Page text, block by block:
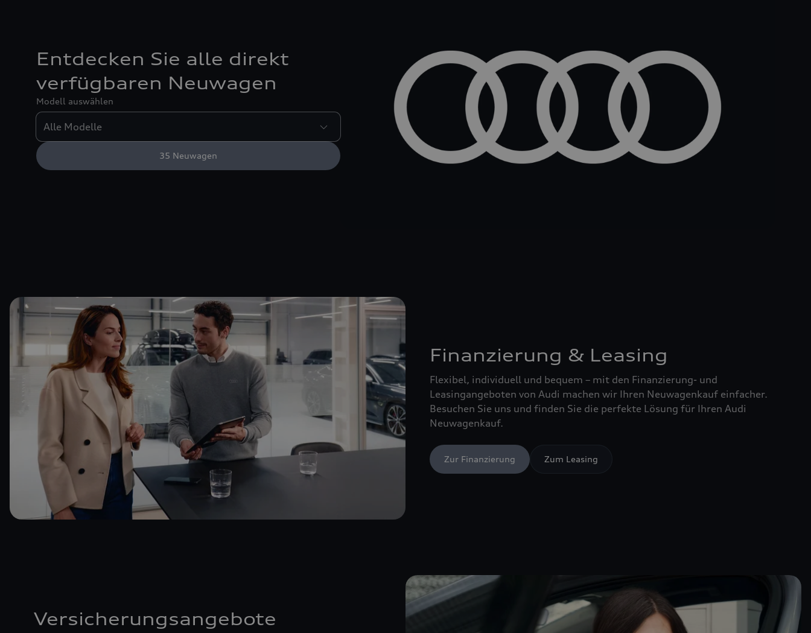
Entdecken Sie alle direkt
verfügbaren Neuwagen
Modell auswählen
35 Neuwagen
Finanzierung & Leasing
Flexibel, individuell und bequem – mit den Finanzierung- und
Leasingangeboten von Audi machen wir Ihren Neuwagenkauf einfacher.
Besuchen Sie uns und finden Sie die perfekte Lösung für Ihren Audi
Neuwagenkauf.
Zur Finanzierung Zum Leasing
Versicherungsangebote